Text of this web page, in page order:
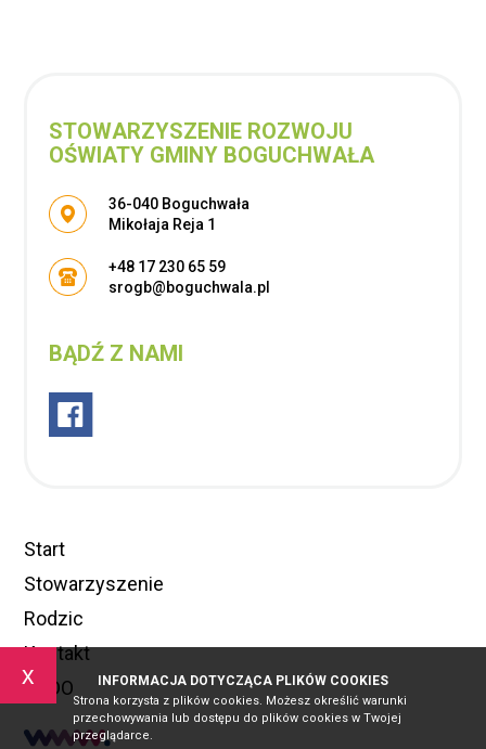
x INFORMACJA DOTYCZĄCA PLIKÓW COOKIES
Strona korzysta z plików cookies. Możesz określić warunki
przechowywania lub dostępu do plików cookies w Twojej
przeglądarce.
STOWARZYSZENIE ROZWOJU
OŚWIATY GMINY BOGUCHWAŁA
Adres pocztowy:
36-040 Boguchwała
Mikołaja Reja 1
+48 17 230 65 59
srogb@boguchwala.pl
BĄDŹ Z NAMI
Start
Stowarzyszenie
Rodzic
Kontakt
RODO